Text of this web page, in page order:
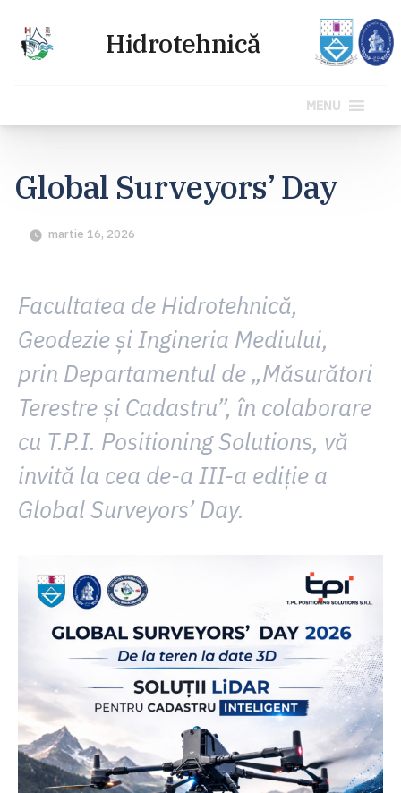
conținut
MENU
Global Surveyors’ Day
martie 16, 2026
Facultatea de Hidrotehnică,
Geodezie și Ingineria Mediului,
prin Departamentul de „Măsurători
Terestre și Cadastru”, în colaborare
cu T.P.I. Positioning Solutions, vă
invită la cea de-a III-a ediție a
Global Surveyors’ Day.